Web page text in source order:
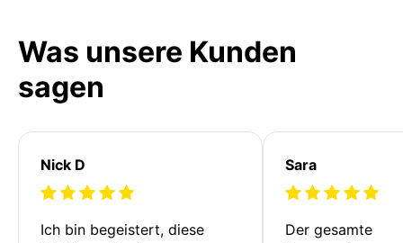
Was unsere Kunden
sagen
Nick D
Ich bin begeistert, diese
Sara
Der gesamte